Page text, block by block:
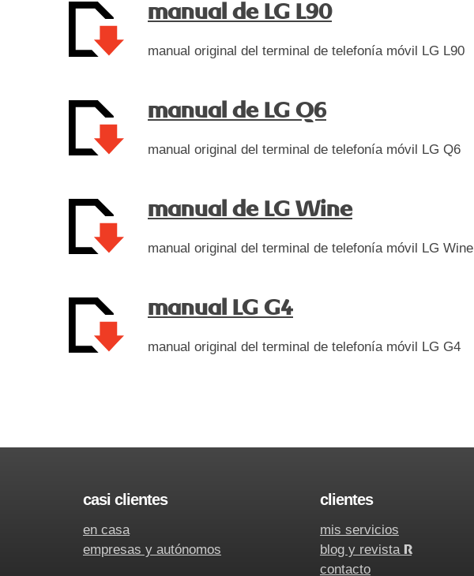
manual de LG L90
manual original del terminal de telefonía móvil LG L90
manual de LG Q6
manual original del terminal de telefonía móvil LG Q6
manual de LG Wine
manual original del terminal de telefonía móvil LG Wine
manual LG G4
manual original del terminal de telefonía móvil LG G4
casi clientes
en casa
empresas y autónomos
clientes
mis servicios
blog y revista R
contacto